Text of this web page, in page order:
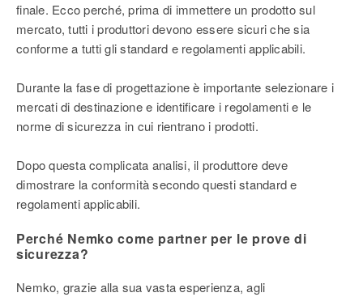
finale. Ecco perché, prima di immettere un prodotto sul
mercato, tutti i produttori devono essere sicuri che sia
conforme a tutti gli standard e regolamenti applicabili.
Durante la fase di progettazione è importante selezionare i
mercati di destinazione e identificare i regolamenti e le
norme di sicurezza in cui rientrano i prodotti.
Dopo questa complicata analisi, il produttore deve
dimostrare la conformità secondo questi standard e
regolamenti applicabili.
Perché Nemko come partner per le prove di
sicurezza?
Nemko, grazie alla sua vasta esperienza, agli